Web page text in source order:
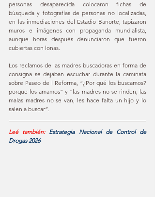
personas desaparecida colocaron fichas de
búsqueda y fotografías de personas no localizadas,
en las inmediaciones del Estadio Banorte, tapizaron
muros e imágenes con propaganda mundialista,
aunque horas después denunciaron que fueron
cubiertas con lonas.
Los reclamos de las madres buscadoras en forma de
consigna se dejaban escuchar durante la caminata
sobre Paseo de l Reforma, “¿Por qué los buscamos?
porque los amamos” y “las madres no se rinden, las
malas madres no se van, les hace falta un hijo y lo
salen a buscar”.
Leé también: Estrategia Nacional de Control de
Drogas 2026